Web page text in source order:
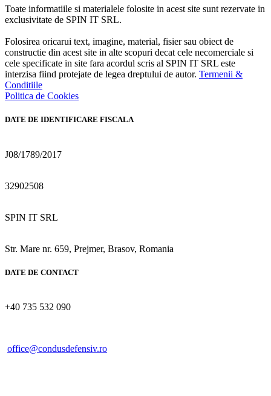
Toate informatiile si materialele folosite in acest site sunt rezervate in
exclusivitate de SPIN IT SRL.
Folosirea oricarui text, imagine, material, fisier sau obiect de
constructie din acest site in alte scopuri decat cele necomerciale si
cele specificate in site fara acordul scris al SPIN IT SRL este
interzisa fiind protejate de legea dreptului de autor. Termenii &
Conditiile
Politica de Cookies
DATE DE IDENTIFICARE FISCALA
J08/1789/2017
32902508
SPIN IT SRL
Str. Mare nr. 659, Prejmer, Brasov, Romania
DATE DE CONTACT
+40 735 532 090
office@condusdefensiv.ro